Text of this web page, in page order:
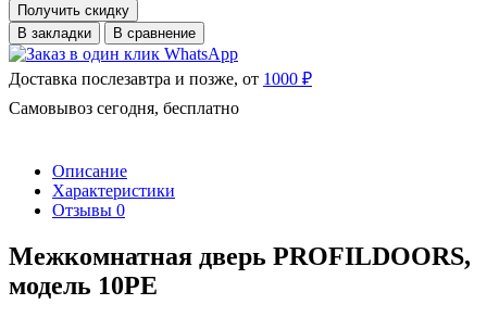
Получить скидку
В закладки
В сравнение
Доставка послезавтра и позже, от 1000 ₽
Самовывоз сегодня, бесплатно
Описание
Характеристики
Отзывы 0
Межкомнатная дверь PROFILDOORS,
модель 10PE